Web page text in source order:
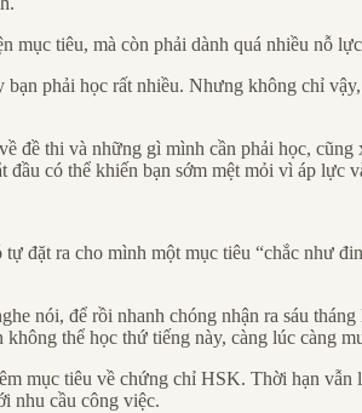
tiêu, mà còn phải dành quá nhiều nỗ
phải học rất nhiều. Nhưng không chỉ
thi và những gì mình cần phải học,
có thể khiến bạn sớm mệt mỏi vì áp lực
đặt ra cho mình một mục tiêu “chắc như
nói, để rồi nhanh chóng nhận ra sáu
thể học thứ tiếng này, càng lúc càng
mục tiêu về chứng chỉ HSK. Thời hạn vẫn
nhu cầu công việc.